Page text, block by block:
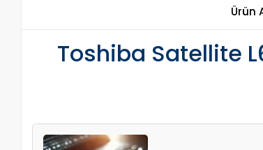
Ürün
Toshiba Satellite